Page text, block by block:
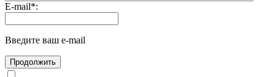
E-mail*:
Введите ваш e-mail